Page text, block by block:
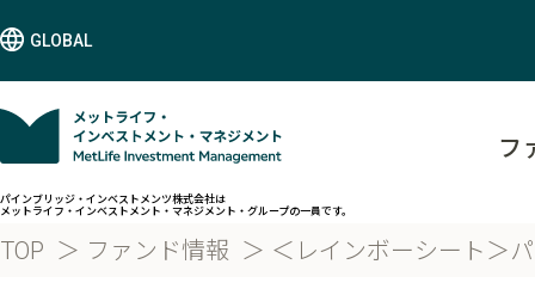
GLOBAL
パインブリッジ・インベストメンツ株式会社は
メットライフ・インベストメント・マネジメント・グループの一員です。
フ
TOP ファンド情報 ＜レインボーシート＞